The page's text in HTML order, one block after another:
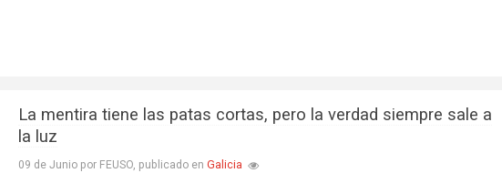
La mentira tiene las patas cortas, pero la verdad siempre sale a
la luz
09 de Junio por FEUSO, publicado enGalicia